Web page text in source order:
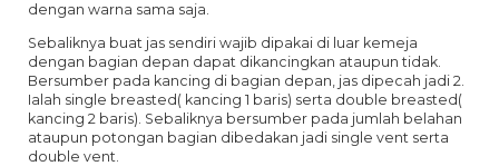
dengan warna sama saja.
Sebaliknya buat jas sendiri wajib dipakai di luar kemeja
dengan bagian depan dapat dikancingkan ataupun tidak.
Bersumber pada kancing di bagian depan, jas dipecah jadi 2.
Ialah single breasted( kancing 1 baris) serta double breasted(
kancing 2 baris). Sebaliknya bersumber pada jumlah belahan
ataupun potongan bagian dibedakan jadi single vent serta
double vent.